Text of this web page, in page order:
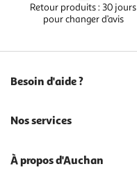
Retour produits : 30 jours
pour changer d’avis
Besoin d'aide ?
Nos services
À propos d'Auchan